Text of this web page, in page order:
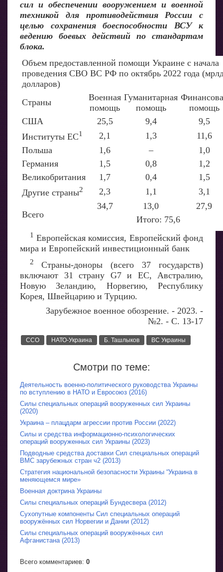
сил и обеспечении вооружением и военной
техникой для противодействия России с
целью сохранения боеспособности ВСУ к
ведению боевых действий по стандартам
блока.
Объем предоставленной помощи Украине с начала
проведения СВО ВС РФ по октябрь 2022 года
долларов)
Страны
Военная
помощь
Гуманитарная
помощь
помощь
США
25,5 9,4
9,5
Институты ЕС1 2,1 1,3
11,6
Польша
1,6 –
1,0
Германия
1,5 0,8
1,2
Великобритания
1,7 0,4
1,5
Другие страны2 2,3 1,1 3,1
Всего
34,7 13,0
27,9
Итого: 75,6
1 Европейская комиссия, Европейский фонд
мира и Европейский инвестиционный банк
2 Страны-доноры (всего 37 государств)
включают 31 страну G7 и ЕС, Австралию,
Новую Зеландию, Норвегию, Республику
Корея, Швейцарию и Турцию.
Зарубежное военное обозрение. - 2023. -
№2. - С. 13-17
ССО НАТО-Украина Б. Ташлыков ВС Украины
Смотри по теме:
Деятельность военно-политического руководства Украины
по вступлению в НАТО и Евросоюз (2016)
Силы специальных операций вооруженных сил Украины
(2020)
Украина – плацдарм агрессии против России (2022)
Силы и средства информационно-психологических
операций вооруженных сил Украины (2023)
Подводные средства доставки Сил специальных операций
ВМС зарубежных стран ч2 (2013)
Стратегия национальной безопасности Украины “Украина в
меняющемся мире»
Военная доктрина Украины
Силы специальных операций Бундесвера (2012)
Сухопутные компоненты Сил специальных операций
вооружённых сил Норвегии и Дании (2012)
Силы специальных операций вооружённых сил
Афганистана (2013)
Всего комментариев: 0